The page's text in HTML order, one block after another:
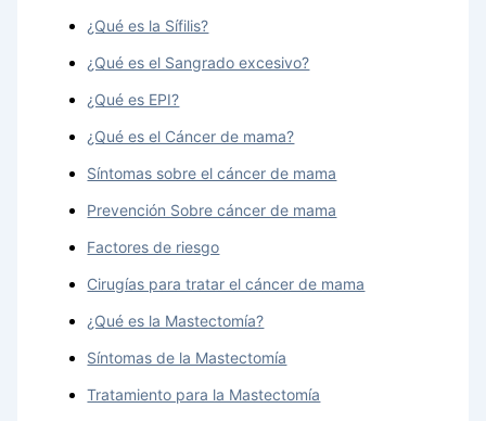
¿Qué es la Sífilis?
¿Qué es el Sangrado excesivo?
¿Qué es EPI?
¿Qué es el Cáncer de mama?
Síntomas sobre el cáncer de mama
Prevención Sobre cáncer de mama
Factores de riesgo
Cirugías para tratar el cáncer de mama
¿Qué es la Mastectomía?
Síntomas de la Mastectomía
Tratamiento para la Mastectomía